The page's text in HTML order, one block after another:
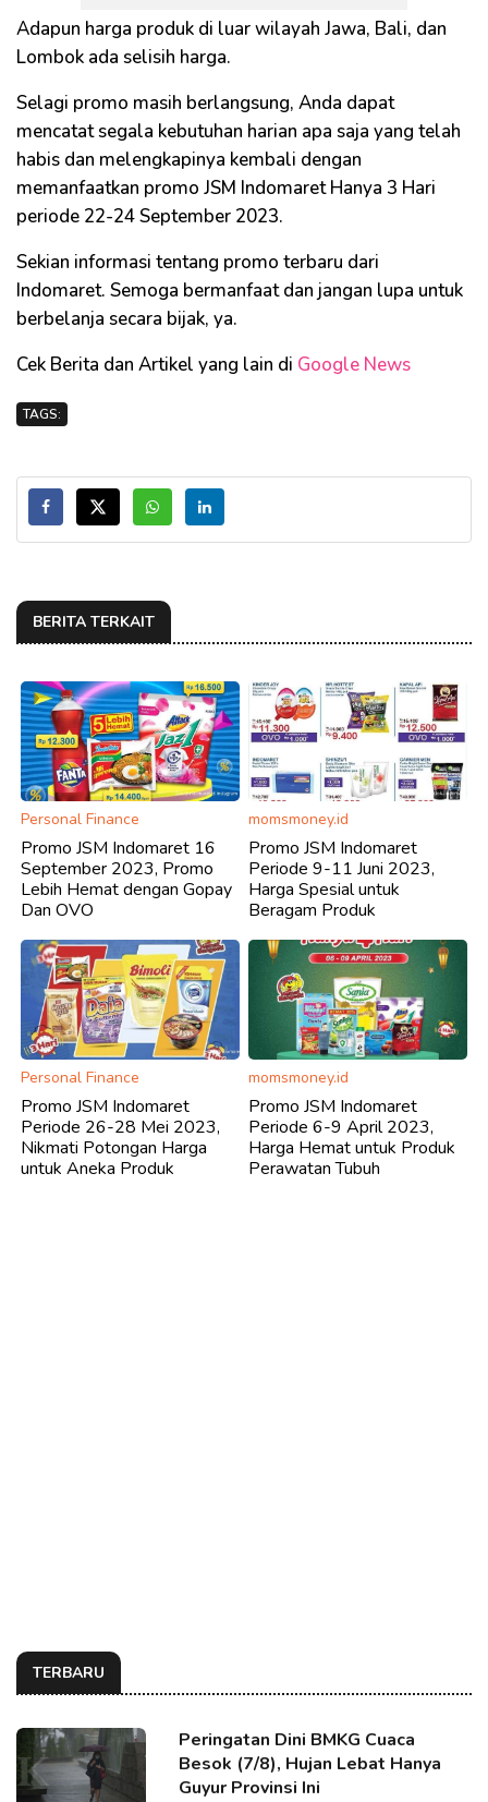
Adapun harga produk di luar wilayah Jawa, Bali, dan
Lombok ada selisih harga.
Selagi promo masih berlangsung, Anda dapat
mencatat segala kebutuhan harian apa saja yang telah
habis dan melengkapinya kembali dengan
memanfaatkan promo JSM Indomaret Hanya 3 Hari
periode 22-24 September 2023.
Sekian informasi tentang promo terbaru dari
Indomaret. Semoga bermanfaat dan jangan lupa untuk
berbelanja secara bijak, ya.
Cek Berita dan Artikel yang lain di Google News
TAGS:
BERITA TERKAIT
Personal Finance
Promo JSM Indomaret 16
September 2023, Promo
Lebih Hemat dengan Gopay
Dan OVO
momsmoney.id
Promo JSM Indomaret
Periode 9-11 Juni 2023,
Harga Spesial untuk
Beragam Produk
Personal Finance
Promo JSM Indomaret
Periode 26-28 Mei 2023,
Nikmati Potongan Harga
untuk Aneka Produk
momsmoney.id
Promo JSM Indomaret
Periode 6-9 April 2023,
Harga Hemat untuk Produk
Perawatan Tubuh
TERBARU
Peringatan Dini BMKG Cuaca
Besok (7/8), Hujan Lebat Hanya
Guyur Provinsi Ini